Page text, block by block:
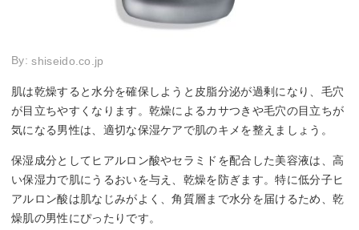
By: shiseido.co.jp
肌は乾燥すると水分を確保しようと皮脂分泌が過剰になり、毛穴
が目立ちやすくなります。乾燥によるカサつきや毛穴の目立ちが
気になる男性は、適切な保湿ケアで肌のキメを整えましょう。
保湿成分としてヒアルロン酸やセラミドを配合した美容液は、高
い保湿力で肌にうるおいを与え、乾燥を防ぎます。特に低分子ヒ
アルロン酸は肌なじみがよく、角質層まで水分を届けるため、乾
燥肌の男性にぴったりです。